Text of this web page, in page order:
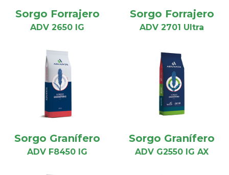
Sorgo Forrajero
ADV 2650 IG
Sorgo Forrajero
ADV 2701 Ultra
Sorgo Granífero
ADV F8450 IG
Sorgo Granífero
ADV G2550 IG AX